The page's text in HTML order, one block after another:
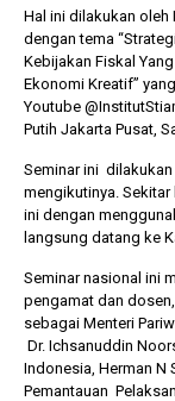
Hal ini dilakukan oleh
dengan tema
Kebijakan Fiskal
Ekonomi Kreatif”
Youtube
Putih Jakarta Pusat,
Seminar ini
mengikutinya.
ini dengan
langsung datang ke
Seminar nasional ini
pengamat dan
sebagai Menteri
Dr. Ichsanuddin
Indonesia, Herman N
Pemantauan